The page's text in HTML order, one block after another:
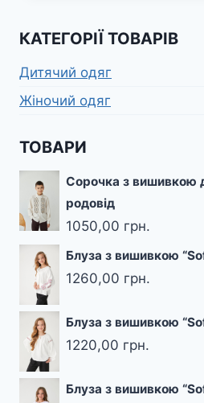
КАТЕГОРІЇ ТОВАРІВ
Дитячий одяг
Жіночий одяг
ТОВАРИ
Сорочка з вишивкою
родовід
1050,00 грн.
Блуза з вишивкою
1260,00 грн.
Блуза з вишивкою
1220,00 грн.
Блуза з вишивкою